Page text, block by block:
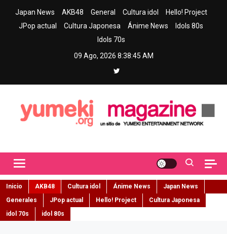
Japan News AKB48 General Cultura idol
Hello! Project
JPop actual
Cultura Japonesa Ánime News
Idols 80s
Idols 70s
09 Ago, 2026 8:38:46 AM
Inicio AKB48 Cultura idol Ánime News
Japan News
Generales
JPop actual Hello! Project
Cultura Japonesa
idol 70s
idol 80s